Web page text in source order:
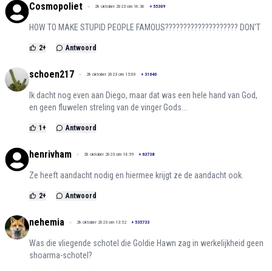
Cosmopoliet 28 oktober 2023 om 16:36 + 55309
HOW TO MAKE STUPID PEOPLE FAMOUS???????????????????? DON'T
2+ Antwoord
schoen217 28 oktober 2023 om 15:00 + 31640
Ik dacht nog even aan Diego, maar dat was een hele hand van God,
en geen fluwelen streling van de vinger Gods...
1 + Antwoord
henrivham 28 oktober 2023 om 14:59 + 63738
Ze heeft aandacht nodig en hiermee krijgt ze de aandacht ook.
2+ Antwoord
nehemia 28 oktober 2023 om 13:52 + 535733
Was die vliegende schotel die Goldie Hawn zag in werkelijkheid geen
shoarma-schotel?